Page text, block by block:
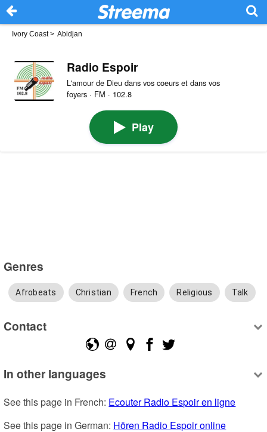
Ivory Coast> Abidjan
Radio Espoir
L'amour de Dieu dans vos coeurs et dans vos
foyers · FM · 102.8
Play
Genres
Afrobeats Christian French Religious Talk
Contact
In other languages
See this page in French: Ecouter Radio Espoir en ligne
See this page in German: Hören Radio Espoir online